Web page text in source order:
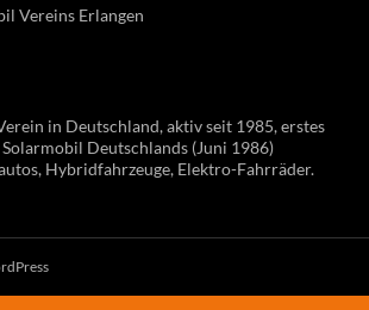
in Deutschland, aktiv seit 1985, erstes
Deutschlands (Juni 1986)
Hybridfahrzeuge, Elektro-Fahrräder.